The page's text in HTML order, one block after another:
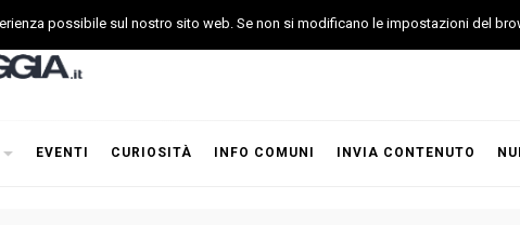
EVENTI CURIOSITÀ INFO COMUNI INVIA CONTENUTO
possibile sul nostro sito web. Se non si modificano le impostazioni del